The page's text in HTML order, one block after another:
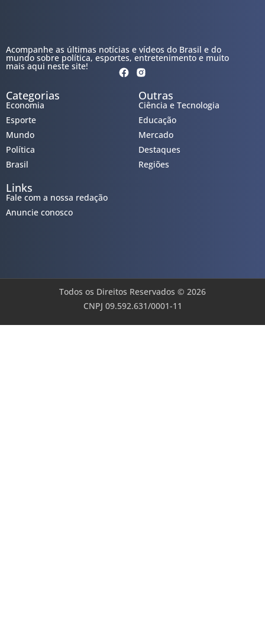
Acompanhe as últimas notícias e vídeos do Brasil e do
mundo sobre política, esportes, entretenimento e muito
mais aqui neste site!
Categorias
Economia
Esporte
Mundo
Política
Brasil
Outras
Ciência e Tecnologia
Educação
Mercado
Destaques
Regiões
Links
Fale com a nossa redação
Anuncie conosco
Todos os Direitos Reservados © 2026
CNPJ 09.592.631/0001-11